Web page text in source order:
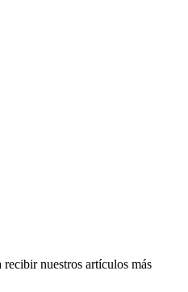
recibir nuestros artículos más